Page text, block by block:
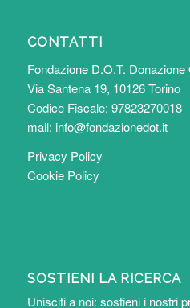
CONTATTI
Fondazione D.O.T. Donazione
Via Santena 19, 10126 Torino
Codice Fiscale: 97823270018
mail: info@fondazionedot.it
Privacy Policy
Cookie Policy
SOSTIENI LA RICERCA
Unisciti a noi: sostieni i nostri